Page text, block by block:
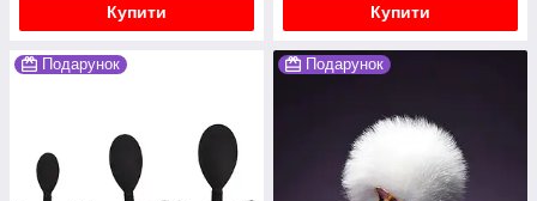
Купити Купити
Подарунок Подарунок